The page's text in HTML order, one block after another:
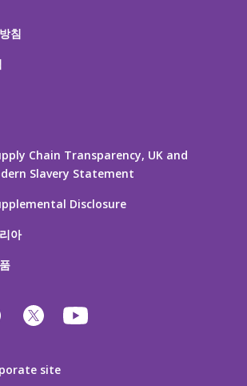
침
Chain Transparency, UK and
Slavery Statement
Disclosure
아
site